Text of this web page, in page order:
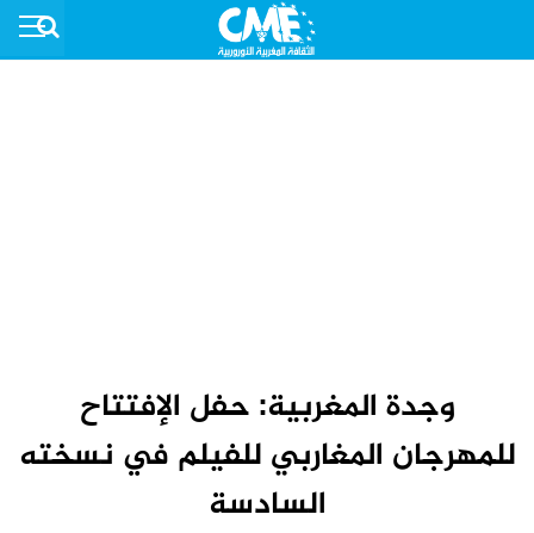
وجدة المغربية: حفل الإفتتاح
للمهرجان المغاربي للفيلم في نسخته
السادسة